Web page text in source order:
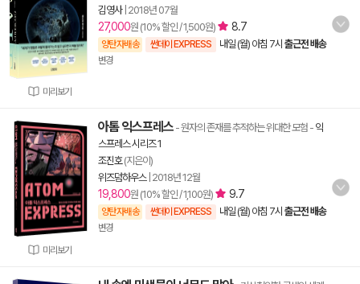
미리보기
김영사| 2018년 07월
27,000원 (10% 할인 / 1,500원) 8.7
양탄자배송 썬데이 EXPRESS 내일 (월) 아침 7시 출근전 배송
변경
미리보기
아톰 익스프레스 - 원자의 존재를 추적하는 위대한 모험 - 익
스프레스 시리즈 1
조진호(지은이)
위즈덤하우스| 2018년 12월
19,800원 (10% 할인 / 1,100원) 9.7
양탄자배송 썬데이 EXPRESS 내일 (월) 아침 7시 출근전 배송
변경